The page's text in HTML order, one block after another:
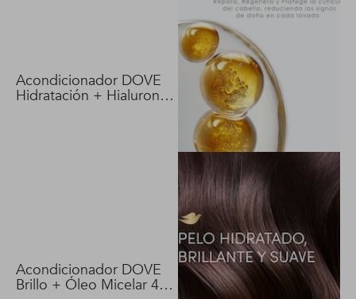
Acondicionador DOVE
Hidratación + Hialuron
Acondicionador DOVE
Brillo + Óleo Micelar 400